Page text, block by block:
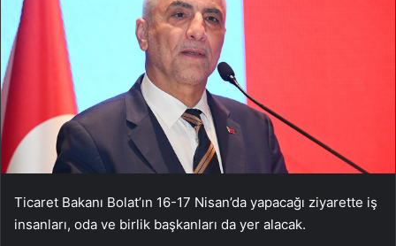
Ticaret Bakanı Bolat’ın 16-17 Nisan’da yapacağı ziyarette iş
insanları, oda ve birlik başkanları da yer alacak.